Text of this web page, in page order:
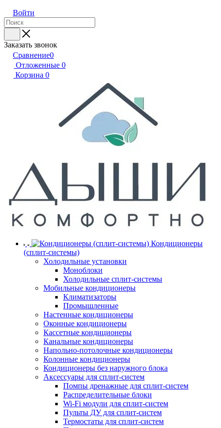
Войти
Заказать звонок
Сравнение0
Отложенные 0
Корзина 0
Кондиционеры
(сплит-системы)
Холодильные установки
Моноблоки
Холодильные сплит-системы
Мобильные кондиционеры
Климатизаторы
Промышленные
Настенные кондиционеры
Оконные кондиционеры
Кассетные кондиционеры
Канальные кондиционеры
Напольно-потолочные кондиционеры
Колонные кондиционеры
Кондиционеры без наружного блока
Аксессуары для сплит-систем
Помпы дренажные для сплит-систем
Распределительные блоки
Wi-Fi модули для сплит-систем
Пульты ДУ для сплит-систем
Термостаты для сплит-систем